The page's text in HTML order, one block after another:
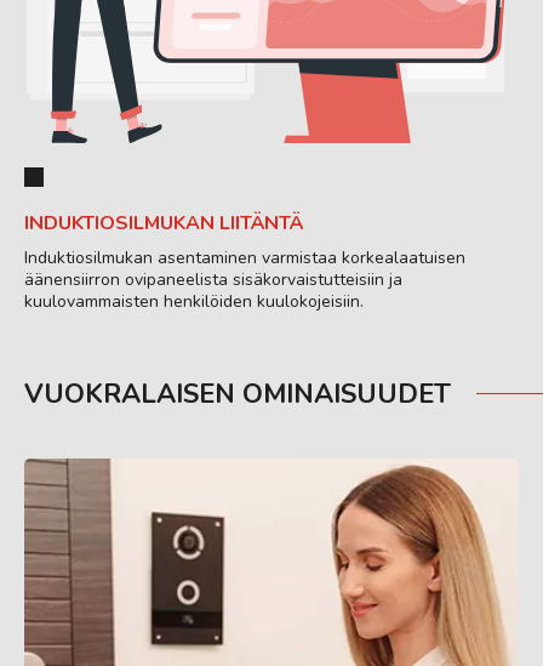
INDUKTIOSILMUKAN LIITÄNTÄ
Induktiosilmukan asentaminen varmistaa korkealaatuisen
äänensiirron ovipaneelista sisäkorvaistutteisiin ja
kuulovammaisten henkilöiden kuulokojeisiin.
VUOKRALAISEN OMINAISUUDET